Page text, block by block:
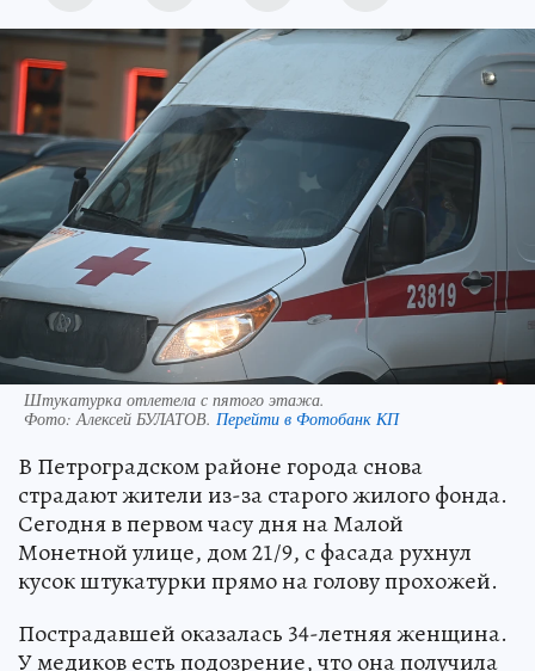
Штукатурка отлетела с пятого этажа.
Фото:Алексей БУЛАТОВ. Перейти в Фотобанк КП
В Петроградском районе города снова
страдают жители из-за старого жилого фонда.
Сегодня в первом часу дня на Малой
Монетной улице, дом 21/9, с фасада рухнул
кусок штукатурки прямо на голову прохожей.
Пострадавшей оказалась 34-летняя женщина.
У медиков есть подозрение, что она получила